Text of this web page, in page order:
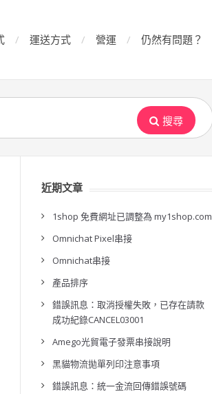
運送方式 營運 仍然有問題？
搜尋
近期文章
1shop 免費網址已調整為 my1shop.com
Omnichat Pixel串接
Omnichat串接
產品排序
錯誤訊息：取消授權失敗，已存在請款
成功紀錄CANCEL03001
Amego光貿電子發票串接說明
黑貓物流拋單列印注意事項
錯誤訊息：統一金流回傳錯誤號碼